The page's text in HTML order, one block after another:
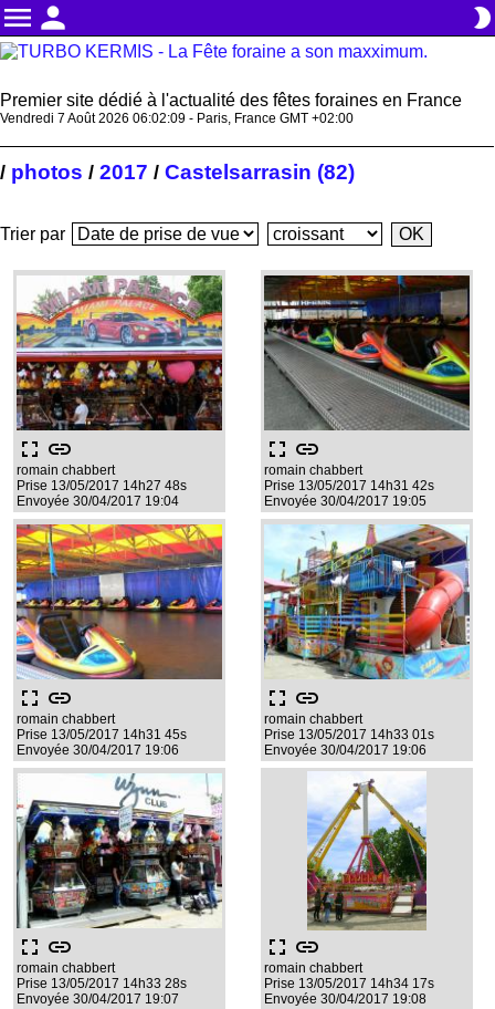
menu person brightness_2
Premier site dédié à l'actualité des fêtes foraines en France
Vendredi 7 Août 2026 06:02:10 - Paris, France GMT +02:00
/ photos / 2017 / Castelsarrasin (82)
Trier par
fullscreen link
romain chabbert
Prise 13/05/2017 14h27 48s
Envoyée 30/04/2017 19:04
fullscreen link
romain chabbert
Prise 13/05/2017 14h31 42s
Envoyée 30/04/2017 19:05
fullscreen link
romain chabbert
Prise 13/05/2017 14h31 45s
Envoyée 30/04/2017 19:06
fullscreen link
romain chabbert
Prise 13/05/2017 14h33 01s
Envoyée 30/04/2017 19:06
fullscreen link
romain chabbert
Prise 13/05/2017 14h33 28s
Envoyée 30/04/2017 19:07
fullscreen link
romain chabbert
Prise 13/05/2017 14h34 17s
Envoyée 30/04/2017 19:08